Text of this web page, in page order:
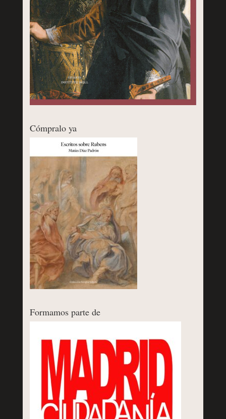
Cómpralo ya
Formamos parte de